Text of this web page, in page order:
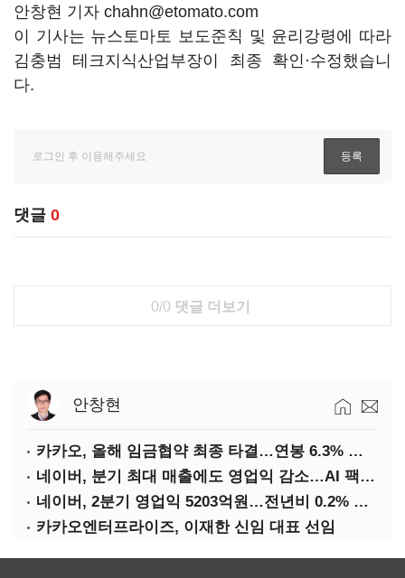
안창현 기자 chahn@etomato.com
이 기사는 뉴스토마토 보도준칙 및 윤리강령에 따라
김충범 테크지식산업부장이 최종 확인·수정했습니
다.
댓글 0
0/0 댓글 더보기
안창현
카카오, 올해 임금협약 최종 타결…연봉 6.3% 인상·격려금 300만원
네이버, 분기 최대 매출에도 영업익 감소…AI 팩토리 속도
네이버, 2분기 영업익 5203억원…전년비 0.2% 감소
카카오엔터프라이즈, 이재한 신임 대표 선임